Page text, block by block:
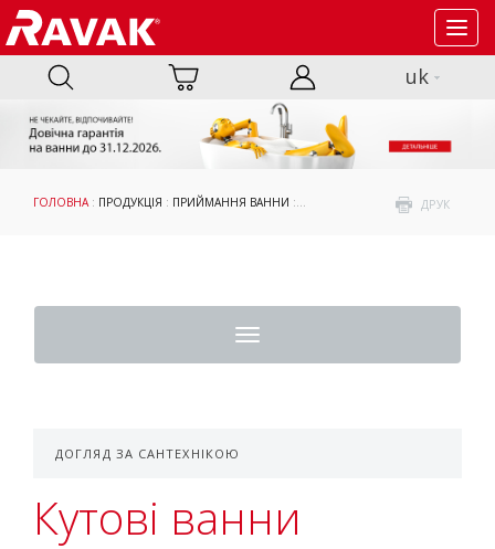
uk
ДРУК
ГОЛОВНА : ПРОДУКЦІЯ : ПРИЙМАННЯ ВАННИ : : КУТОВІ ВАННИ
Toggle
navigation
ДОГЛЯД ЗА САНТЕХНІКОЮ
Кутові ванни